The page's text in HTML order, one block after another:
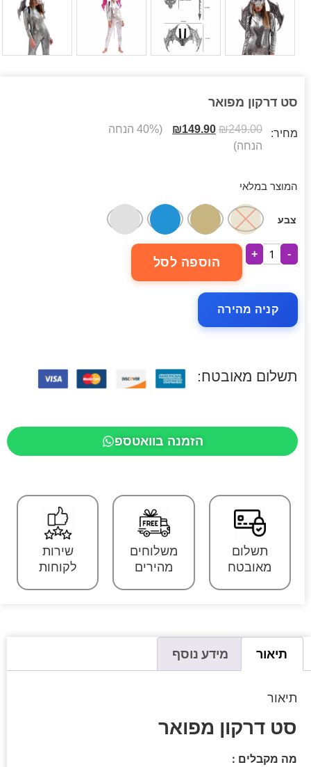
סט דרקון מפואר
מחיר: ₪249.00
₪149.90
(40% הנחה
הנחה)
המוצר במלאי
צבע
-
+
הוספה לסל
קניה מהירה
תשלום מאובטח:
הזמנה בוואטספ
תשלום
מאובטח
משלוחים
מהירים
שירות
לקוחות
תיאור מידע נוסף
תיאור
סט דרקון מפואר
מה מקבלים :